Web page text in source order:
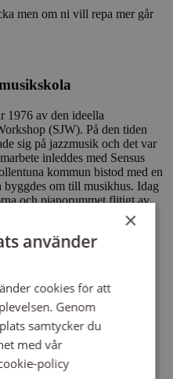
men om ni vill repa mer går
1976 av den ideella
(SJW). På den tiden
sig på jazzmusik och det var
inleddes med Sensus
kommun bistod med en
byggdes om till musikhus. Idag
och pianorummet flitigt av
kommun.
musikskola
×
använder
cookies för att
Genom
samtycker du
med vår
policy